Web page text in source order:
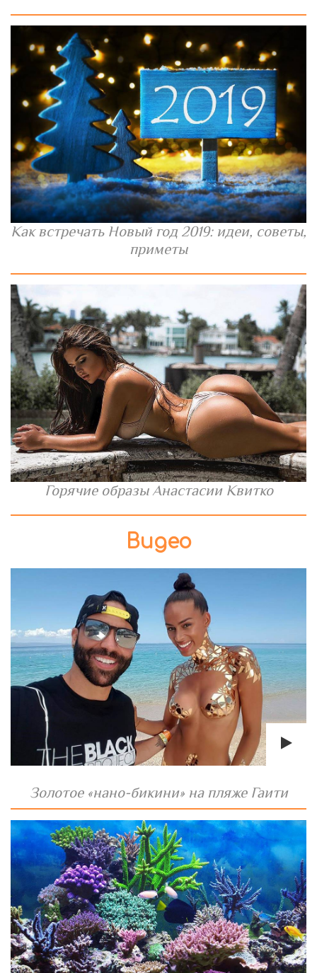
Как встречать Новый год 2019: идеи, советы,
приметы
Горячие образы Анастасии Квитко
Видео
Золотое «нано-бикини» на пляже Гаити